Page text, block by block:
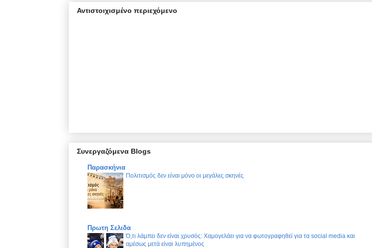
Αντιστοιχισμένο περιεχόμενο
Συνεργαζόμενα Blogs
Παρασκήνια
Πολιτισμός δεν είναι μόνο οι μεγάλες σκηνές
Πρωτη Σελιδα
Ό,τι λάμπει δεν είναι χρυσός: Χαμογελάει για να φωτογραφηθεί για τα social media και
αμέσως μετά είναι λυπημένος